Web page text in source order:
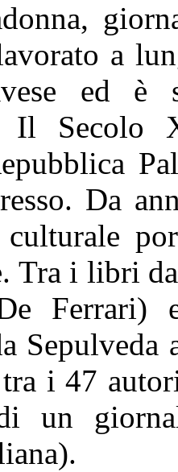
a
ed è
Il Secolo
Da
culturale
Tra i libri
Ferrari)
i 47
un